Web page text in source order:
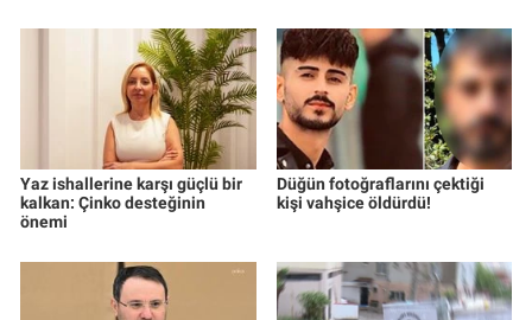
Yaz ishallerine karşı güçlü bir
kalkan: Çinko desteğinin
önemi
Düğün fotoğraflarını çektiği
kişi vahşice öldürdü!